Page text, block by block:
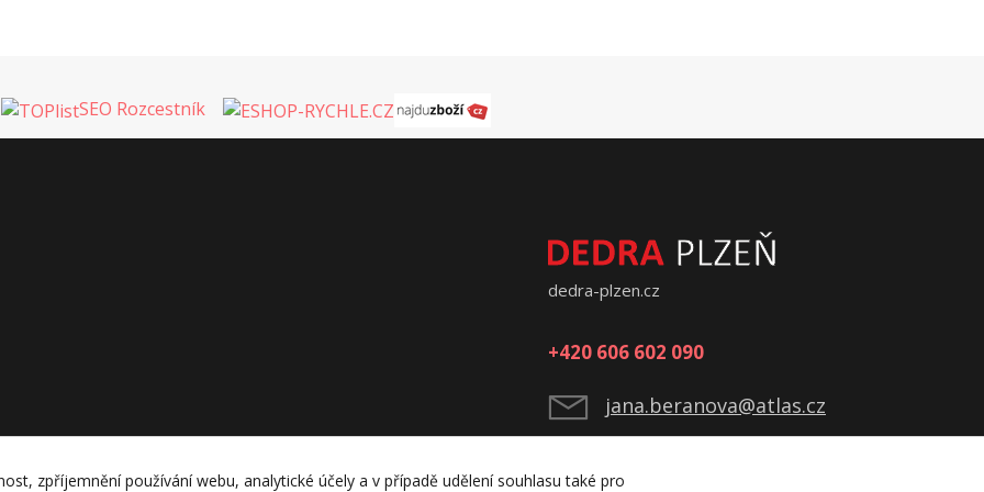
SEO Rozcestník
dedra-plzen.cz
+420 606 602 090
jana.beranova@atlas.cz
zpříjemnění používání webu, analytické účely a v případě udělení souhlasu také pro